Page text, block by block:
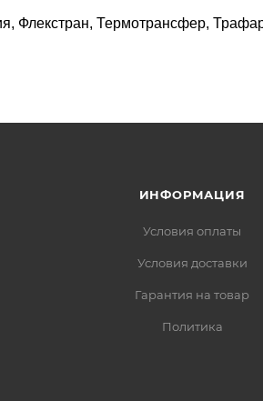
Флекстран, Термотрансфер,
ИНФОРМАЦИЯ
Условия оплаты
Условия доставки
Гарантия на товар
Политика